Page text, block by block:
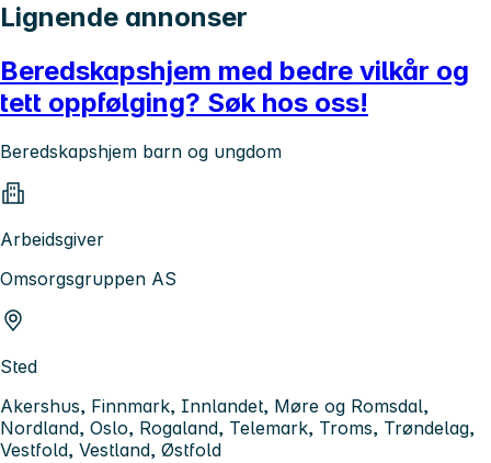
Lignende annonser
Beredskapshjem med bedre vilkår og
tett oppfølging? Søk hos oss!
Beredskapshjem barn og ungdom
Arbeidsgiver
Omsorgsgruppen AS
Sted
Akershus, Finnmark, Innlandet, Møre og Romsdal,
Nordland, Oslo, Rogaland, Telemark, Troms, Trøndelag,
Vestfold, Vestland, Østfold